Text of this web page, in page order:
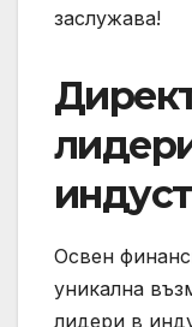
заслужава!
Освен
уникална
лидери в